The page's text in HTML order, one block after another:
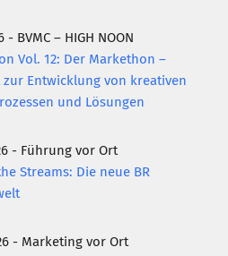
- BVMC – HIGH NOON
Vol. 12: Der Markethon –
zur Entwicklung von kreativen
und Lösungen
- Führung vor Ort
Streams: Die neue BR
- Marketing vor Ort